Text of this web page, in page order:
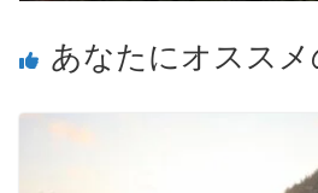
あなたにオスス